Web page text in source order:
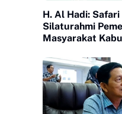
H. Al Hadi:
Silaturahmi
Masyarakat